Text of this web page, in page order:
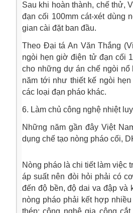
Sau khi hoàn thành, chế thử,
đạn cối 100mm cát-xét dùng
gian cài đặt ban đầu.
Theo Đại tá An Văn Thắng
ngòi hẹn giờ điện tử đạn cối
cho những dự án chế ngòi nổ
năm tới như thiết kế ngòi
các loại đạn pháo khác.
6. Làm chủ công nghệ nhiệt
Những năm gần đây Việt
dụng chế tạo nòng pháo cối,
Nòng pháo là chi tiết làm việc
áp suất nên đòi hỏi phải có
đến độ bền, độ dai va đập và
nòng pháo phải kết hợp
thép; công nghệ gia công